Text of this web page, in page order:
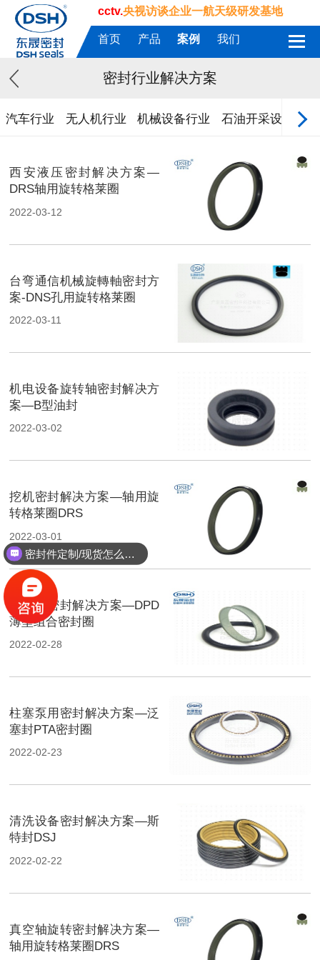
cctv.央视访谈企业一航天级研发基地
首页 产品 案例 我们
密封行业解决方案
汽车行业 无人机行业 机械设备行业 石油开采设备
西安液压密封解决方案—
DRS轴用旋转格莱圈
2022-03-12
台弯通信机械旋轉軸密封方
案-DNS孔用旋转格莱圈
2022-03-11
机电设备旋转轴密封解决方
案—B型油封
2022-03-02
挖机密封解决方案—轴用旋
转格莱圈DRS
2022-03-01
活塞缸密封解决方案—DPD
薄型组合密封圈
2022-02-28
柱塞泵用密封解决方案—泛
塞封PTA密封圈
2022-02-23
清洗设备密封解决方案—斯
特封DSJ
2022-02-22
真空轴旋转密封解决方案—
轴用旋转格莱圈DRS